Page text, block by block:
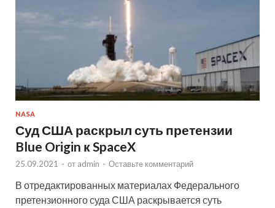
NASA
Суд США раскрыл суть претензии
Blue Origin к SpaceX
25.09.2021 - от admin - Оставьте комментарий
В отредактированных материалах Федерального
претензионного суда США раскрывается суть